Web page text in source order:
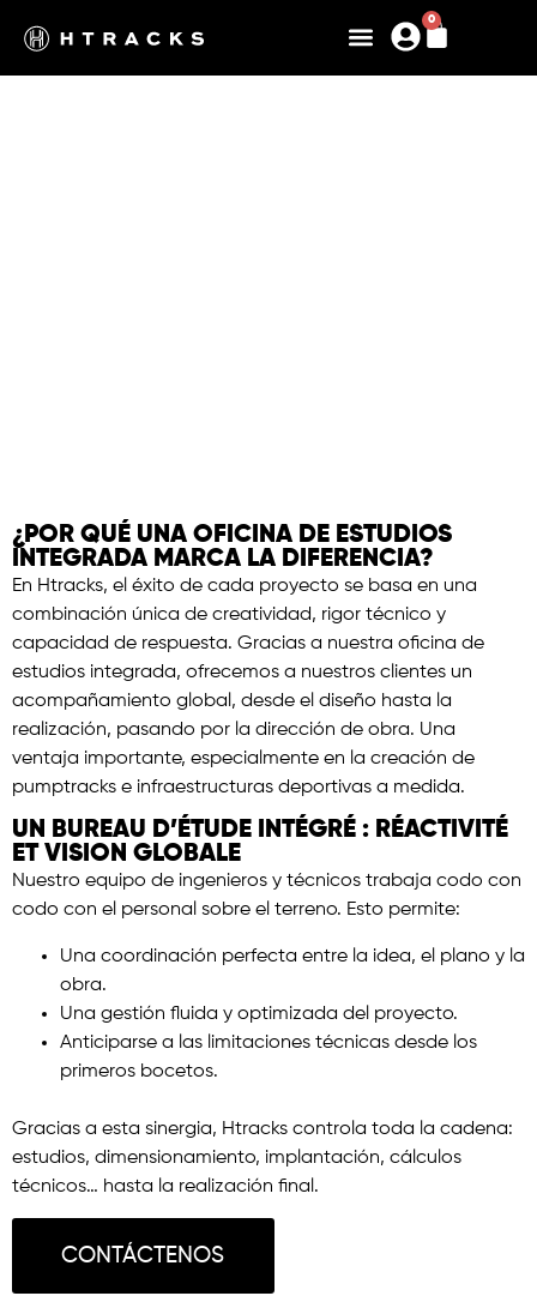
0
¿POR QUÉ UNA OFICINA DE ESTUDIOS
INTEGRADA MARCA LA DIFERENCIA?
En Htracks, el éxito de cada proyecto se basa en una
combinación única de creatividad, rigor técnico y
capacidad de respuesta. Gracias a nuestra oficina de
estudios integrada, ofrecemos a nuestros clientes un
acompañamiento global, desde el diseño hasta la
realización, pasando por la dirección de obra. Una
ventaja importante, especialmente en la creación de
pumptracks e infraestructuras deportivas a medida.
UN BUREAU D’ÉTUDE INTÉGRÉ : RÉACTIVITÉ
ET VISION GLOBALE
Nuestro equipo de ingenieros y técnicos trabaja codo con
codo con el personal sobre el terreno. Esto permite:
Una coordinación perfecta entre la idea, el plano y la
obra.
Una gestión fluida y optimizada del proyecto.
Anticiparse a las limitaciones técnicas desde los
primeros bocetos.
Gracias a esta sinergia, Htracks controla toda la cadena:
estudios, dimensionamiento, implantación, cálculos
técnicos… hasta la realización final.
CONTÁCTENOS